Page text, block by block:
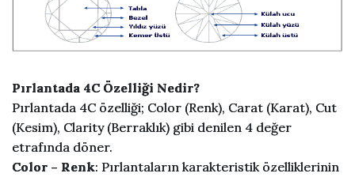
Pırlantada 4C Özelliği Nedir?
Pırlantada 4C özelliği; Color (Renk), Carat (Karat), Cut
(Kesim), Clarity (Berraklık) gibi denilen 4 değer
etrafında döner.
Color – Renk: Pırlantaların karakteristik özelliklerinin